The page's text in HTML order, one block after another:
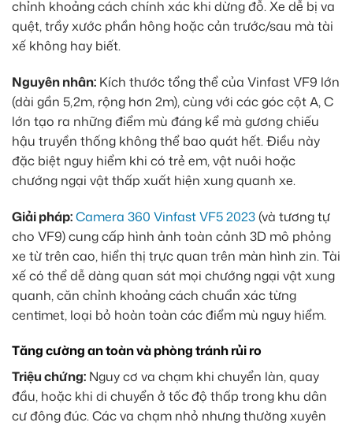
chỉnh khoảng cách chính xác khi dừng đỗ. Xe dễ bị va
quệt, trầy xước phần hông hoặc cản trước/sau mà tài
xế không hay biết.
Nguyên nhân: Kích thước tổng thể của Vinfast VF9 lớn
(dài gần 5,2m, rộng hơn 2m), cùng với các góc cột A, C
lớn tạo ra những điểm mù đáng kể mà gương chiếu
hậu truyền thống không thể bao quát hết. Điều này
đặc biệt nguy hiểm khi có trẻ em, vật nuôi hoặc
chướng ngại vật thấp xuất hiện xung quanh xe.
Giải pháp:Camera 360 Vinfast VF5 2023(và tương tự
cho VF9) cung cấp hình ảnh toàn cảnh 3D mô phỏng
xe từ trên cao, hiển thị trực quan trên màn hình zin. Tài
xế có thể dễ dàng quan sát mọi chướng ngại vật xung
quanh, căn chỉnh khoảng cách chuẩn xác từng
centimet, loại bỏ hoàn toàn các điểm mù nguy hiểm.
Tăng cường an toàn và phòng tránh rủi ro
Triệu chứng: Nguy cơ va chạm khi chuyển làn, quay
đầu, hoặc khi di chuyển ở tốc độ thấp trong khu dân
cư đông đúc. Các va chạm nhỏ nhưng thường xuyên